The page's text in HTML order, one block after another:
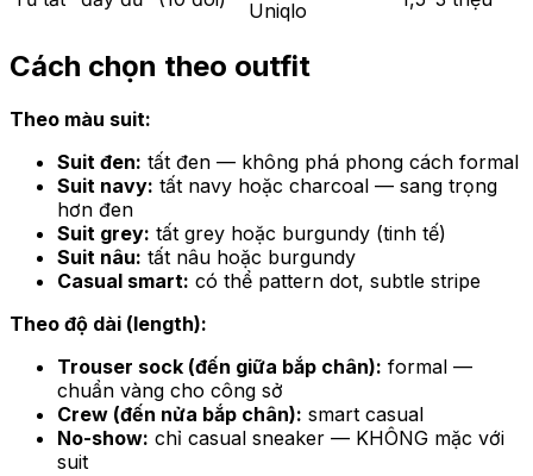
Uniqlo
Cách chọn theo outfit
Theo màu suit:
Suit đen: tất đen — không phá phong cách formal
Suit navy: tất navy hoặc charcoal — sang trọng
hơn đen
Suit grey: tất grey hoặc burgundy (tinh tế)
Suit nâu: tất nâu hoặc burgundy
Casual smart: có thể pattern dot, subtle stripe
Theo độ dài (length):
Trouser sock (đến giữa bắp chân): formal —
chuẩn vàng cho công sở
Crew (đến nửa bắp chân): smart casual
No-show: chỉ casual sneaker — KHÔNG mặc với
suit